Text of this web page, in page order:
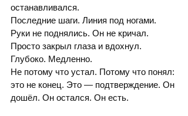
останавливался.
Последние шаги. Линия под ногами.
Руки не поднялись. Он не кричал.
Просто закрыл глаза и вдохнул.
Глубоко. Медленно.
Не потому что устал. Потому что понял:
это не конец. Это — подтверждение. Он
дошёл. Он остался. Он есть.